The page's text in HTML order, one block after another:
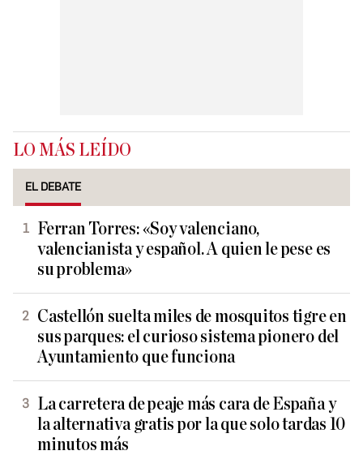
LO MÁS LEÍDO
EL DEBATE
Ferran Torres: «Soy valenciano,
valencianista y español. A quien le pese es
su problema»
Castellón suelta miles de mosquitos tigre en
sus parques: el curioso sistema pionero del
Ayuntamiento que funciona
La carretera de peaje más cara de España y
la alternativa gratis por la que solo tardas 10
minutos más